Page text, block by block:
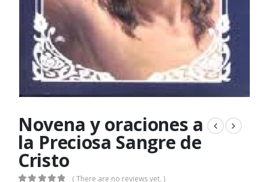
Novena y oraciones a
la Preciosa Sangre de
Cristo
( There are no reviews yet. )